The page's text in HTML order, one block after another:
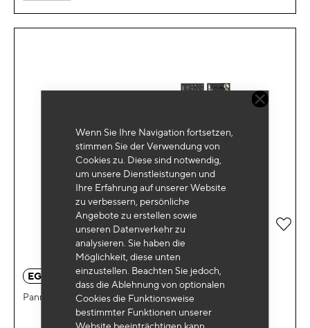
Wenn Sie Ihre Navigation fortsetzen,
stimmen Sie der Verwendung von
Cookies zu. Diese sind notwendig,
um unsere Dienstleistungen und
Ihre Erfahrung auf unserer Website
zu verbessern, persönliche
Angebote zu erstellen sowie
unseren Datenverkehr zu
analysieren. Sie haben die
Möglichkeit, diese unten
einzustellen. Beachten Sie jedoch,
dass die Ablehnung von optionalen
Cookies die Funktionsweise
bestimmter Funktionen unserer
Website beeinträchtigen kann.
EG 3111
Pannentasche 4 Einsätze 99 Werkzeuge
Zur